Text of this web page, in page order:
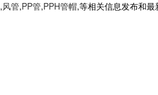
,风管,PP管,PPH管帽,等相关信息发布和最